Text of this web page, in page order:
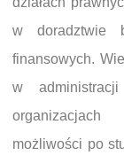
w doradztwie
finansowych.
w
organizacjach
możliwości po